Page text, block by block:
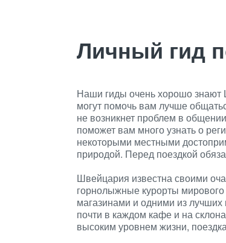
Личный гид
Наши гиды очень хорошо знают
могут помочь вам лучше
не возникнет проблем в
поможет вам много узнать о
некоторыми местными
природой. Перед поездкой
Швейцария известна своими
горнолыжные курорты
магазинами и одними из
почти в каждом кафе и на
высоким уровнем жизни,